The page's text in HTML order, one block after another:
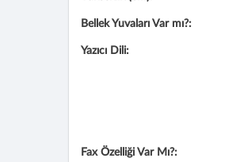
Bellek Yuvaları Var mı?:
Yazıcı Dili:
Fax Özelliği Var Mı?: